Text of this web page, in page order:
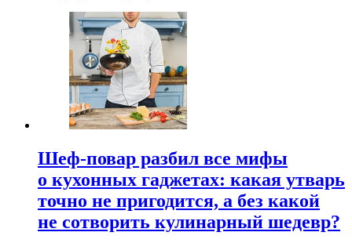
Шеф-повар разбил все мифы
о кухонных гаджетах: какая утварь
точно не пригодится, а без какой
не сотворить кулинарный шедевр?